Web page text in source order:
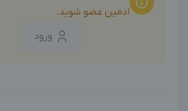
ادمین عضو شوید.
ورود